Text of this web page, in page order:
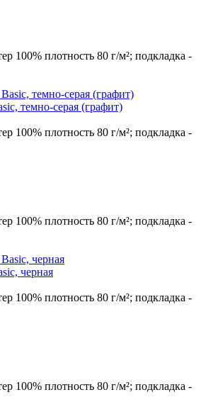
100% плотность 80 г/м²; подкладка -
темно-серая (графит)
100% плотность 80 г/м²; подкладка -
100% плотность 80 г/м²; подкладка -
черная
100% плотность 80 г/м²; подкладка -
100% плотность 80 г/м²; подкладка -